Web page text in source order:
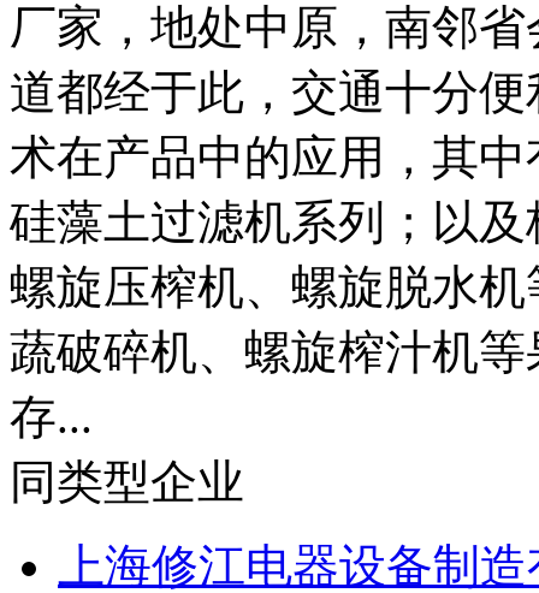
厂家，地处中原，南邻
道都经于此，交通十分
术在产品中的应用，其
硅藻土过滤机系列；以
螺旋压榨机、螺旋脱水
蔬破碎机、螺旋榨汁机
存...
同类型企业
上海修江电器设备制